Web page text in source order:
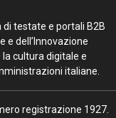
di testate e portali B2B
e dell’Innovazione
cultura digitale e
italiane.
registrazione 1927.